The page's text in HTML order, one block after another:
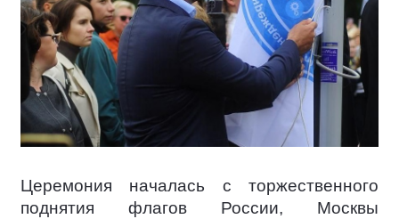
Церемония началась с торжественного
поднятия флагов России, Москвы